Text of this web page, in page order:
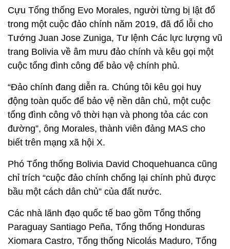
Cựu Tổng thống Evo Morales, người từng bị lật đổ
trong một cuộc đảo chính năm 2019, đã đổ lỗi cho
Tướng Juan Jose Zuniga, Tư lệnh Các lực lượng vũ
trang Bolivia về âm mưu đảo chính và kêu gọi một
cuộc tổng đình công để bảo vệ chính phủ.
“Đảo chính đang diễn ra. Chúng tôi kêu gọi huy
động toàn quốc để bảo vệ nền dân chủ, một cuộc
tổng đình công vô thời hạn và phong tỏa các con
đường”, ông Morales, thành viên đảng MAS cho
biết trên mạng xã hội X.
Phó Tổng thống Bolivia David Choquehuanca cũng
chỉ trích “cuộc đảo chính chống lại chính phủ được
bầu một cách dân chủ” của đất nước.
Các nhà lãnh đạo quốc tế bao gồm Tổng thống
Paraguay Santiago Peña, Tổng thống Honduras
Xiomara Castro, Tổng thống Nicolás Maduro, Tổng